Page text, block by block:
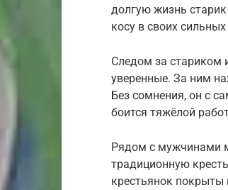
долгую жизнь
косу в своих
Следом за стариком
уверенные. За ним
Без сомнения, он с
боится тяжёлой
Рядом с мужчинами
традиционную
крестьянок